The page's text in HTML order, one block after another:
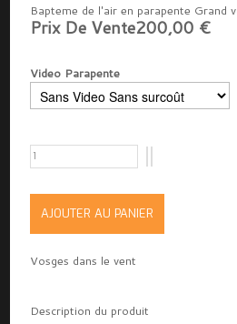
Bapteme de l'air en parapente Grand
Prix ​​de Vente200,00 €
Video Parapente
Vosges dans le vent
Description du produit